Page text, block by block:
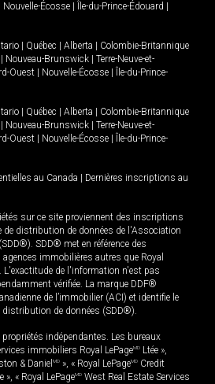
Nouvelle-Écosse Île-du-Prince-Édouard
Québec Alberta
Colombie-Britannique
Nouveau-Brunswick
Terre-Neuve-et-
Ouest Nouvelle-Écosse
Île-du-Prince-
Québec Alberta
Colombie-Britannique
Nouveau-Brunswick
Terre-Neuve-et-
Ouest Nouvelle-Écosse
Île-du-Prince-
au Canada
Dernières inscriptions au
sur ce site proviennent des inscriptions
de distribution de données de l'Association
SDD® met en référence des
immobilières autres que Royal
L'exactitude de l'information n'est pas
vérifiée. La marque DDF®
de l’immobilier (ACI) et identifie le
distribution de données (SDD®).
indépendantes. Les bureaux
immobiliers Royal LePageMD Ltée »,
& Daniel MD », « Royal LePageMD Credit
», « Royal LePageMD West Real Estate Services